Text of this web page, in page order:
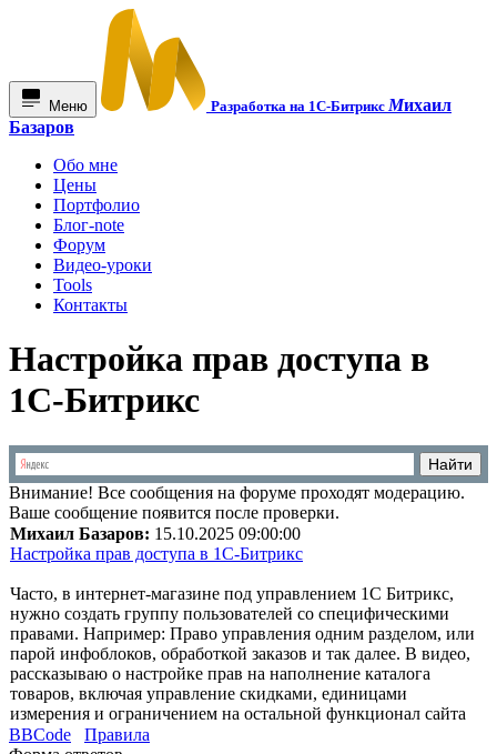
Меню Разработка на 1С-БитриксМихаил
Базаров
Обо мне
Цены
Портфолио
Блог-note
Форум
Видео-уроки
Tools
Контакты
Настройка прав доступа в
1С-Битрикс
Внимание! Все сообщения на форуме проходят модерацию.
Ваше сообщение появится после проверки.
Михаил Базаров: 15.10.2025 09:00:00
Настройка прав доступа в 1С-Битрикс
Часто, в интернет-магазине под управлением 1С Битрикс,
нужно создать группу пользователей со специфическими
правами. Например: Право управления одним разделом, или
парой инфоблоков, обработкой заказов и так далее. В видео,
рассказываю о настройке прав на наполнение каталога
товаров, включая управление скидками, единицами
измерения и ограничением на остальной функционал сайта
BBCode
Правила